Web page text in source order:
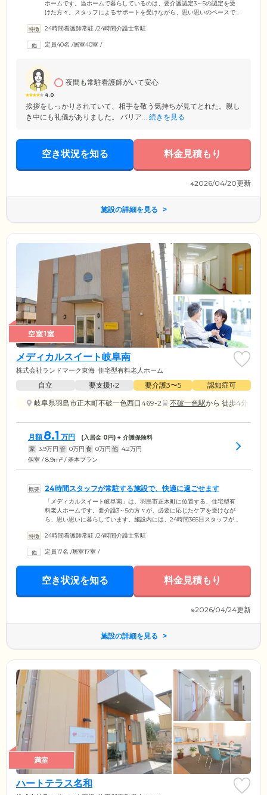
ホームです。当ホームで暮らしているのは、要介護認定3～5の認定を受
けた方々。スタッフによるサポートを受けながら、思い思いのペースで
ご入居者様の生活を支援。日中、ご入居者様お一人おひとりと直接コミ
めています。夜間は、こまめな巡回を実施。お一人おひとりに対する安
24時間看護師常駐 /24時間介護士常駐
定員40名 /居室40室 /
4.0
夜間も常駐看護師がいて安心
挨拶をしっかりされていて、相手を敬う気持ちが見てとれた。親し
き中にも礼儀がありました。 バリア... 続きを見る
空き状況を知る 料金見積もり
※2026/04/20更新
施設の詳細を見る
空室1室
メディカルスイート岐阜南
株式会社ランドマーク東海 住宅型有料老人ホーム
自立 要支援1•2 要介護3〜5
認知症可
岐阜県羽島市正木町不破一色西口469-2
不破一色駅から 徒歩4分
月額 8.1 万円 (入居金 0 円) + 介護保険料
家 3.9万円 管 0万円 食 0万円 他 4.2万円
個室 / 8.9m2 / 基本プラン
24時間スタッフが常駐する施設で、快適に過ごせます
「メディカルスイート岐阜南」は、羽島市正木町に位置する、住宅型有
料老人ホームです。要介護3～5の方々が、必要に応じたケアを受けなが
ら、思い思いに暮らしています。施設内には、24時間365日スタッフが常
認したり、夜間の巡回を定期的に行うなど、ご入居者様の安心・安全な
室は、全室完全個室。プライベートな時間をゆっくりおくつろぎいただ
けます。施設見学も承っておりますので、ぜひお気軽にご連絡くださ
24時間看護師常駐 /24時間介護士常駐
定員17名 /居室17室 /
空き状況を知る 料金見積もり
※2026/04/24更新
施設の詳細を見る
満室
ハートテラス名和